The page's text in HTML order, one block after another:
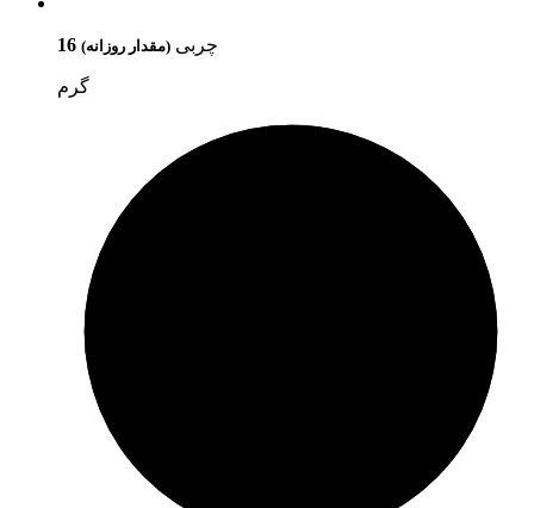
16 (مقدار روزانه) چربی
گرم